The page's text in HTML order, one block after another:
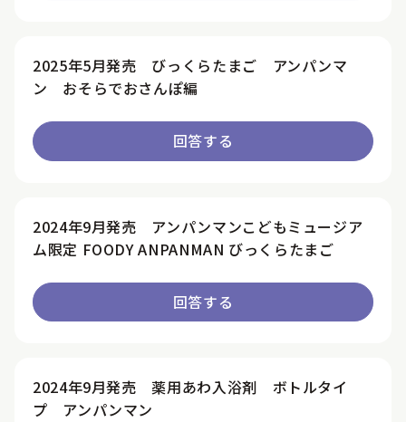
2025年5月発売 びっくらたまご アンパンマ
ン おそらでおさんぽ編
回答する
2024年9月発売 アンパンマンこどもミュージア
ム限定 FOODY ANPANMAN びっくらたまご
回答する
2024年9月発売 薬用あわ入浴剤 ボトルタイ
プ アンパンマン